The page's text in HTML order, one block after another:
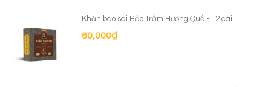
Khăn bao sái Bảo Trầm Hương Quế - 12 cái
60,000₫